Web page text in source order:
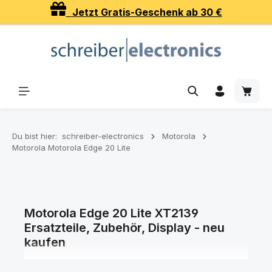
Zum Hauptinhalt springenJetzt Gratis-Geschenk ab 30 €
Du bist hier: schreiber-electronics
Motorola
Motorola Motorola Edge 20 Lite
Motorola Edge 20 Lite XT2139
Ersatzteile, Zubehör, Display - neu
kaufen